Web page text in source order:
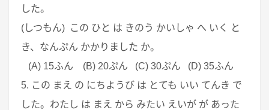
した。
(しつもん) この ひと は きのう かいしゃ へ いく と
き、なんぷん かかりました か。
(A) 15ふん (B) 20ぷん (C) 30ぷん (D) 35ふん
5. この まえ の にちようび は とても いい てんき で
した。わたし は まえ から みたい えいが が あった